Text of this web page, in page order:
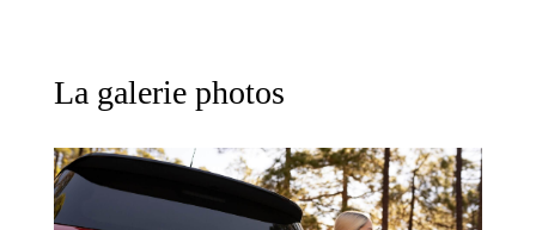
La galerie photos